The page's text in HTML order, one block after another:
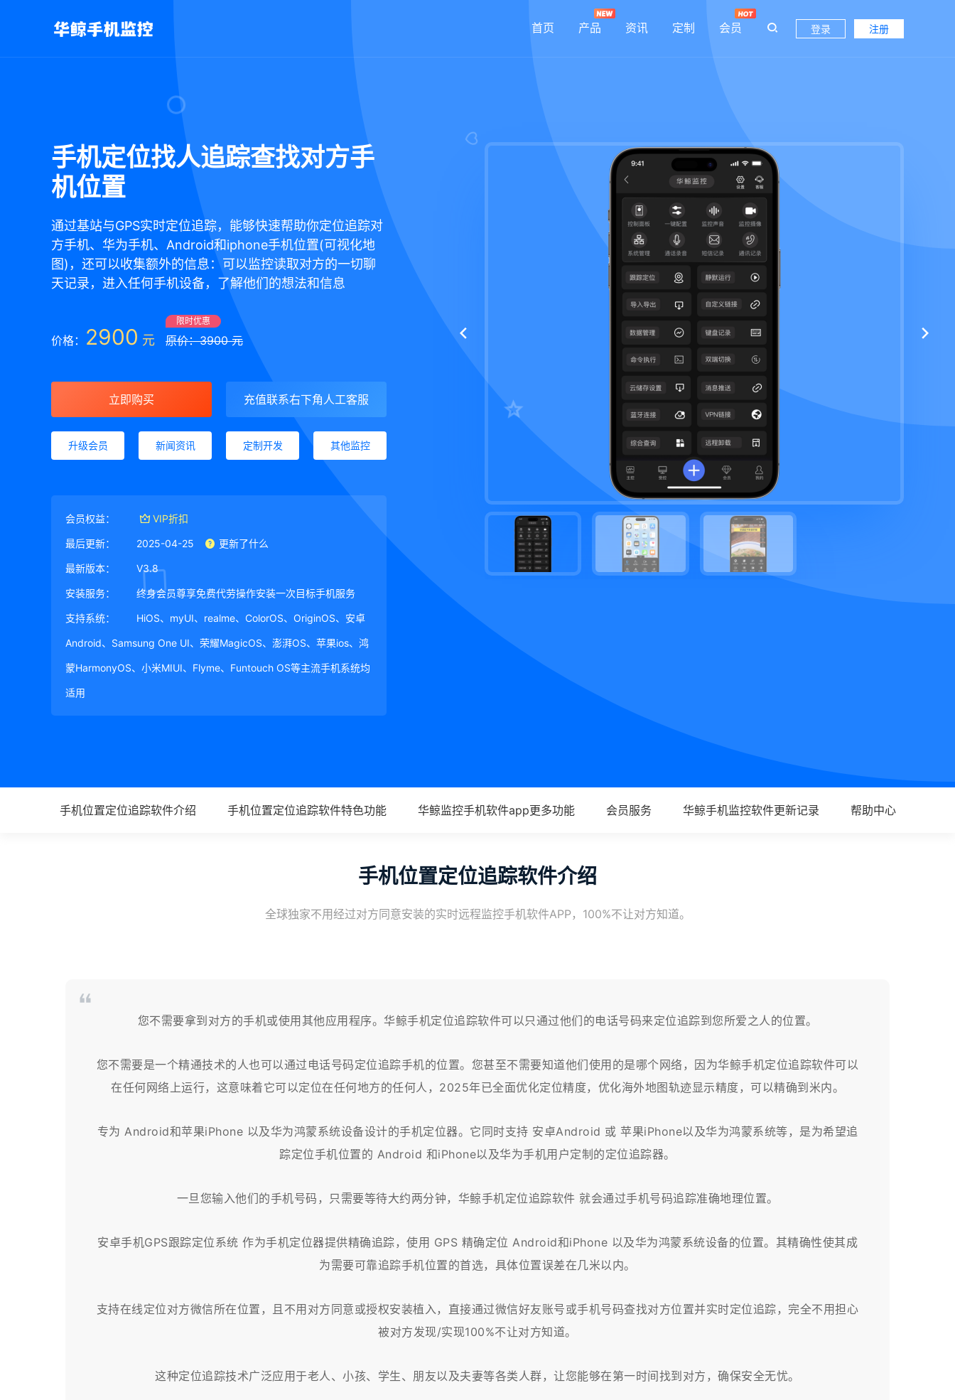
首页 产品 资讯 定制 会员 登录 注册
手机定位找人追踪查找对方手
机位置
通过基站与GPS实时定位追踪，能够快速帮助你定位追踪对
方手机、华为手机、Android和iphone手机位置(可视化地
图)，还可以收集额外的信息：可以监控读取对方的一切聊
天记录，进入任何手机设备，了解他们的想法和信息
价格： 2900 元
限时优惠
原价：3900 元
立即购买 充值联系右下角人工客服
升级会员 新闻资讯 定制开发 其他监控
会员权益： VIP折扣
最后更新： 2025-04-25 更新了什么
最新版本： V3.8
安装服务： 终身会员尊享免费代劳操作安装一次目标手机服务
支持系统： HiOS、myUI、realme、ColorOS、OriginOS、安卓
Android、Samsung One UI、荣耀MagicOS、澎湃OS、苹果ios、鸿
蒙HarmonyOS、小米MIUI、Flyme、Funtouch OS等主流手机系统均
适用
手机位置定位追踪软件介绍 手机位置定位追踪软件特色功能 华鲸监控手机软件app更多功能 会员服务 华鲸手机监控软件更新记录 帮助中心
手机位置定位追踪软件介绍
全球独家不用经过对方同意安装的实时远程监控手机软件APP，100%不让对方知道。
您不需要拿到对方的手机或使用其他应用程序。华鲸手机定位追踪软件可以只通过他们的电话号码来定位追踪到您所爱之人的位置。
您不需要是一个精通技术的人也可以通过电话号码定位追踪手机的位置。您甚至不需要知道他们使用的是哪个网络，因为华鲸手机定位追踪软件可以
在任何网络上运行，这意味着它可以定位在任何地方的任何人，2025年已全面优化定位精度，优化海外地图轨迹显示精度，可以精确到米内。
专为 Android和苹果iPhone 以及华为鸿蒙系统设备设计的手机定位器。它同时支持 安卓Android 或 苹果iPhone以及华为鸿蒙系统等，是为希望追
踪定位手机位置的 Android 和iPhone以及华为手机用户定制的定位追踪器。
一旦您输入他们的手机号码，只需要等待大约两分钟，华鲸手机定位追踪软件 就会通过手机号码追踪准确地理位置。
安卓手机GPS跟踪定位系统 作为手机定位器提供精确追踪，使用 GPS 精确定位 Android和iPhone 以及华为鸿蒙系统设备的位置。其精确性使其成
为需要可靠追踪手机位置的首选，具体位置误差在几米以内。
支持在线定位对方微信所在位置，且不用对方同意或授权安装植入，直接通过微信好友账号或手机号码查找对方位置并实时定位追踪，完全不用担心
被对方发现/实现100%不让对方知道。
这种定位追踪技术广泛应用于老人、小孩、学生、朋友以及夫妻等各类人群，让您能够在第一时间找到对方，确保安全无忧。